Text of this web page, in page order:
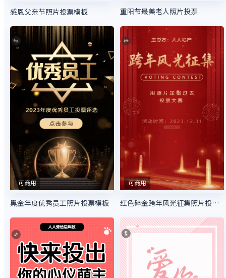
感恩父亲节照片投票模板 重阳节最美老人照片投票
可商用
黑金年度优秀员工照片投票模板
可商用
红色碎金跨年风光征集照片投票模板